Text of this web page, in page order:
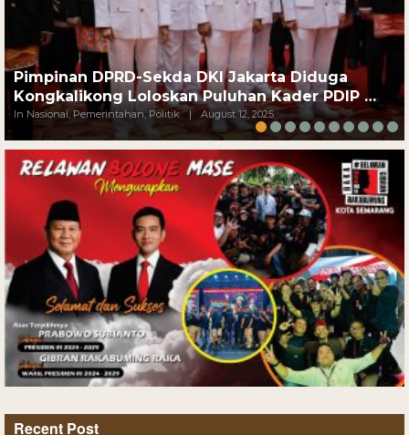
Pimpinan DPRD-Sekda DKI Jakarta Diduga
Kongkalikong Loloskan Puluhan Kader PDIP …
In Nasional, Pemerintahan, Politik | August 12, 2025
Recent Post